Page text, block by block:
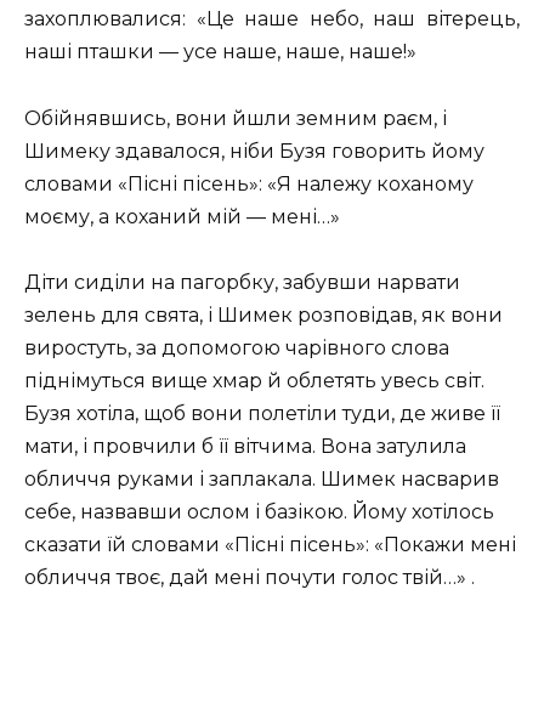
захоплювалися: «Це наше небо, наш вітерець,
наші пташки — усе наше, наше, наше!»
Обійнявшись, вони йшли земним раєм, і
Шимеку здавалося, ніби Бузя говорить йому
словами «Пісні пісень»: «Я належу коханому
моєму, а коханий мій — мені…»
Діти сиділи на пагорбку, забувши нарвати
зелень для свята, і Шимек розповідав, як вони
виростуть, за допомогою чарівного слова
піднімуться вище хмар й облетять увесь світ.
Бузя хотіла, щоб вони полетіли туди, де живе її
мати, і провчили б її вітчима. Вона затулила
обличчя руками і заплакала. Шимек насварив
себе, назвавши ослом і базікою. Йому хотілось
сказати їй словами «Пісні пісень»: «Покажи мені
обличчя твоє, дай мені почути голос твій…» .